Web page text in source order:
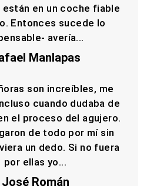
están en un coche fiable
Entonces sucede lo
avería...
Manlapas
son increíbles, me
cuando dudaba de
el proceso del agujero.
de todo por mí sin
un dedo. Si no fuera
por ellas yo...
José Román